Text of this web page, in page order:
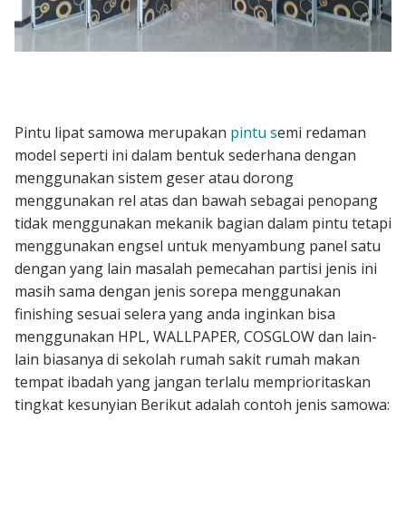
Pintu lipat samowa merupakan pintu semi redaman
model seperti ini dalam bentuk sederhana dengan
menggunakan sistem geser atau dorong
menggunakan rel atas dan bawah sebagai penopang
tidak menggunakan mekanik bagian dalam pintu tetapi
menggunakan engsel untuk menyambung panel satu
dengan yang lain masalah pemecahan partisi jenis ini
masih sama dengan jenis sorepa menggunakan
finishing sesuai selera yang anda inginkan bisa
menggunakan HPL, WALLPAPER, COSGLOW dan lain-
lain biasanya di sekolah rumah sakit rumah makan
tempat ibadah yang jangan terlalu memprioritaskan
tingkat kesunyian Berikut adalah contoh jenis samowa: